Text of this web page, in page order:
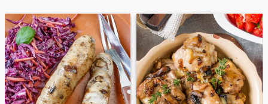
Паприкаш из курицы
с грибами